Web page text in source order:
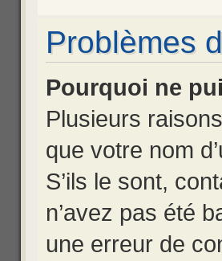
Problèmes
Pourquoi ne
Plusieurs
que votre nom
S’ils le sont,
n’avez pas été
une erreur de